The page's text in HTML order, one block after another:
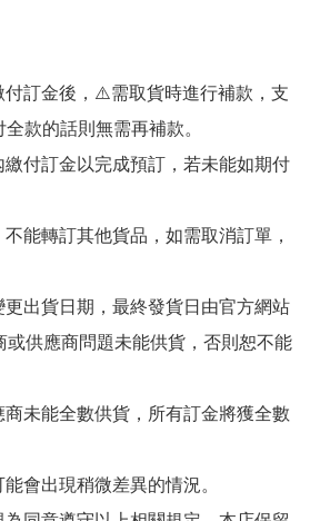
付訂金後，⚠️需取貨時進行補款，支
款的話則無需再補款。
付訂金以完成預訂，若未能如期付
能轉訂其他貨品，如需取消訂單，
出貨日期，最終發貨日由官方網站
或供應商問題未能供貨，否則恕不能
未能全數供貨，所有訂金將獲全數
會出現稍微差異的情況。